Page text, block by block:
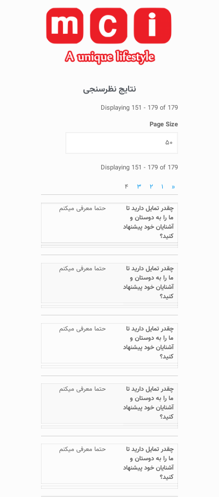
نتایج نظرسنجی
Displaying 151 - 179 of 179
Page Size
Displaying 151 - 179 of 179
«
۱ ۲ ۳ ۴
حتما معرفی میکنم
حتما معرفی میکنم
حتما معرفی میکنم
حتما معرفی میکنم
حتما معرفی میکنم